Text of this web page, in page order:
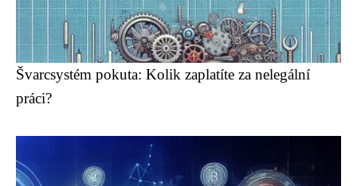
Švarcsystém pokuta: Kolik zaplatíte za nelegální
práci?